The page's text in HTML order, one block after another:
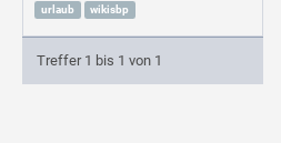
urlaub
wikisbp
Treffer 1 bis 1 von 1